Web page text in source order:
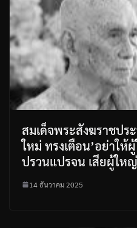
สมเด็จพระสังฆราชปร
ใหม่ ทรงเตือน’อย่าใ
ปรวนแปรจน เสียผู้ใหญ่
14 ธันวาคม 2025